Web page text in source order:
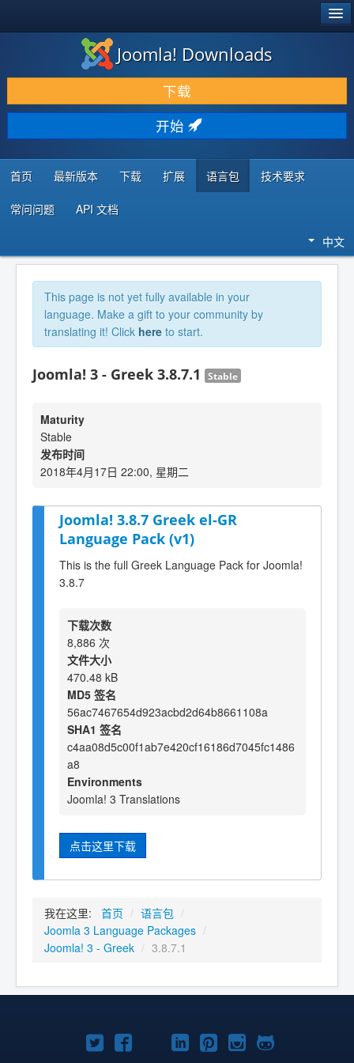
下载 & 扩展
发现 & 学习
社区 & 支持
开发者资源
Joomla! Downloads
下载
开始
首页 最新版本 下载 扩展 语言包 技术要求
常问问题 API 文档
中文
This page is not yet fully available in your
language. Make a gift to your community by
translating it! Click here to start.
Joomla! 3 - Greek 3.8.7.1 Stable
Maturity
Stable
发布时间
2018年4月17日 22:00, 星期二
Joomla! 3.8.7 Greek el-GR
Language Pack (v1)
This is the full Greek Language Pack for Joomla!
3.8.7
下载次数
8,886 次
文件大小
470.48 kB
MD5 签名
56ac7467654d923acbd2d64b8661108a
SHA1 签名
c4aa08d5c00f1ab7e420cf16186d7045fc1486
a8
Environments
Joomla! 3 Translations
点击这里下载
我在这里: 首页 / 语言包 /
Joomla 3 Language Packages /
Joomla! 3 - Greek / 3.8.7.1
TwitterFacebookYouTube
LinkedIn
Pinterest
Instagram
GitHub